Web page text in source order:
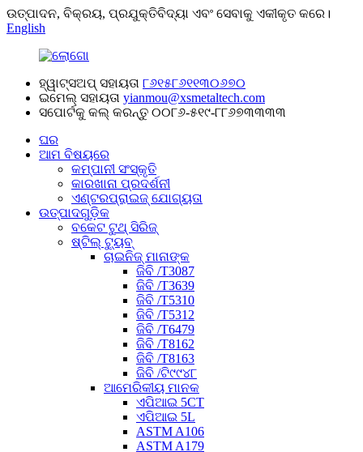
ଉତ୍ପାଦନ, ବିକ୍ରୟ, ପ୍ରଯୁକ୍ତିବିଦ୍ୟା ଏବଂ ସେବାକୁ ଏକୀକୃତ କରେ।
English
ହ୍ୱାଟ୍ସଅପ୍ ସହାୟତା ୮୬୧୫୮୬୧୧୩୦୬୭୦
ଇମେଲ୍ ସହାୟତା yianmou@xsmetaltech.com
ସପୋର୍ଟକୁ କଲ୍ କରନ୍ତୁ ୦୦୮୬-୫୧୯-୮୮୬୭୩୩୩୩
ଘର
ଆମ ବିଷୟରେ
କମ୍ପାନୀ ସଂସ୍କୃତି
କାରଖାନା ପ୍ରଦର୍ଶନୀ
ଏଣ୍ଟରପ୍ରାଇଜ୍ ଯୋଗ୍ୟତା
ଉତ୍ପାଦଗୁଡ଼ିକ
ବକେଟ ଟୁଥ୍ ସିରିଜ୍
ଷ୍ଟିଲ୍ ଟ୍ୟୁବ୍
ଚାଇନିଜ୍ ମାନାଙ୍କ
ଜିବି /T3087
ଜିବି /T3639
ଜିବି /T5310
ଜିବି /T5312
ଜିବି /T6479
ଜିବି /T8162
ଜିବି /T8163
ଜିବି /ଟି୯୯୪୮
ଆମେରିକୀୟ ମାନକ
ଏପିଆଇ 5CT
ଏପିଆଇ 5L
ASTM A106
ASTM A179